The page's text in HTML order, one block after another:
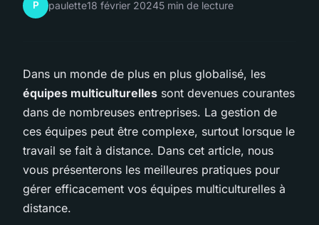
P paulette18 février 20245 min de lecture
Dans un monde de plus en plus globalisé, les
équipes multiculturelles sont devenues courantes
dans de nombreuses entreprises. La gestion de
ces équipes peut être complexe, surtout lorsque le
travail se fait à distance. Dans cet article, nous
vous présenterons les meilleures pratiques pour
gérer efficacement vos équipes multiculturelles à
distance.